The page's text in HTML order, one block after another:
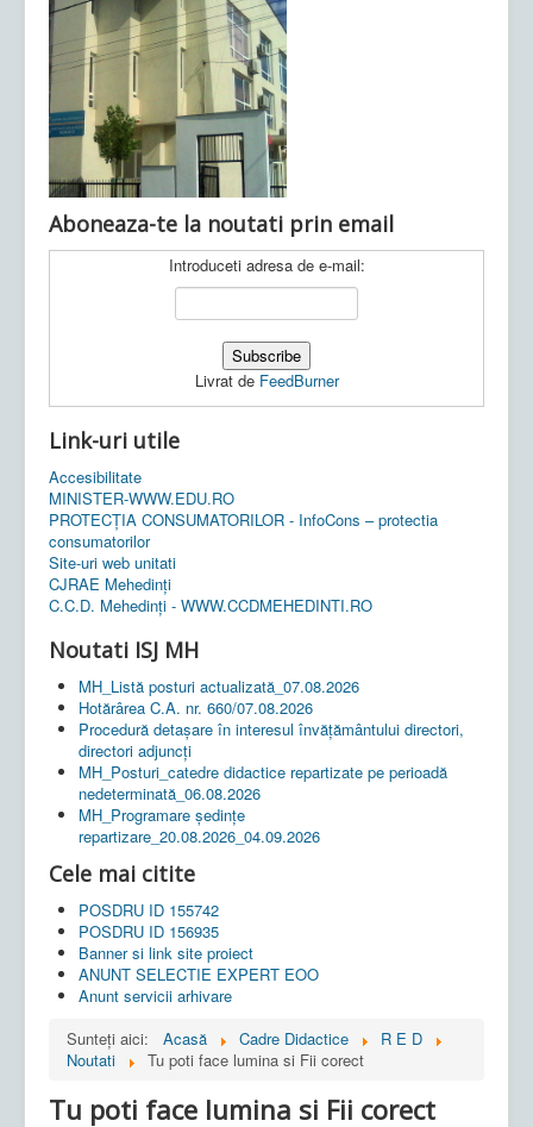
Ultimele articole: Vi, 04.11.2022 -
Județean Mehedinți
Aboneaza-te la noutati prin email
Introduceti adresa de e-mail:
Livrat de FeedBurner
Link-uri utile
Accesibilitate
MINISTER-WWW.EDU.RO
PROTECȚIA CONSUMATORILOR - InfoCons – protectia
consumatorilor
Site-uri web unitati
CJRAE Mehedinți
C.C.D. Mehedinţi - WWW.CCDMEHEDINTI.RO
Noutati ISJ MH
MH_Listă posturi actualizată_07.08.2026
Hotărârea C.A. nr. 660/07.08.2026
Procedură detașare în interesul învățământului directori,
directori adjuncți
MH_Posturi_catedre didactice repartizate pe perioadă
nedeterminată_06.08.2026
MH_Programare ședințe
repartizare_20.08.2026_04.09.2026
Cele mai citite
POSDRU ID 155742
POSDRU ID 156935
Banner si link site proiect
ANUNT SELECTIE EXPERT EOO
Anunt servicii arhivare
Sunteți aici:
Acasă Cadre Didactice
R E D
Noutati
Tu poti face lumina si Fii corect
Tu poti face lumina si Fii corect